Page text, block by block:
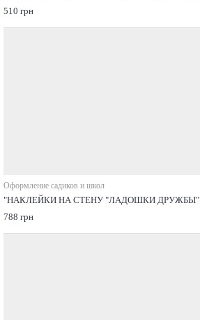
510 грн
Оформление садиков и школ
"НАКЛЕЙКИ НА СТЕНУ "ЛАДОШКИ ДРУЖБЫ"
788 грн